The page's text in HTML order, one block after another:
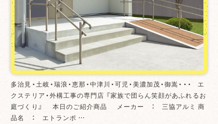
多治見・土岐・瑞浪・恵那・中津川・可児・美濃加茂・御嵩・・・ エ
クステリア・外構工事の専門店 『家族で団らん笑顔があふれるお
庭づくり』 本日のご紹介商品 メーカー ： 三協アルミ 商
品名 ： エトランポ …